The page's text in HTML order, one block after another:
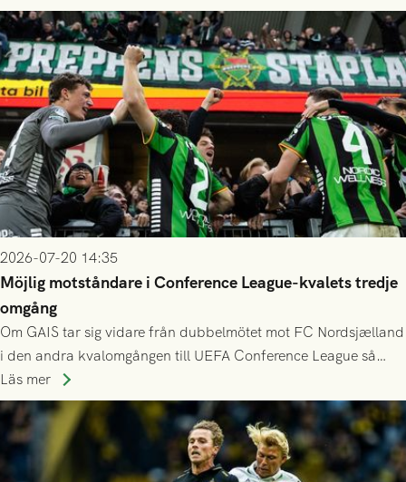
2026-07-20 14:35
Möjlig motståndare i Conference League-kvalets tredje
omgång
Om GAIS tar sig vidare från dubbelmötet mot FC Nordsjælland
i den andra kvalomgången till UEFA Conference League så
spelas den tredje kvalomgången kort därpå. Motståndare blir
då vinnaren i mötet mellan isländska Valur och HŠK Zrinjski
Mostar från Bosnien och Hercegovina.
Läs mer